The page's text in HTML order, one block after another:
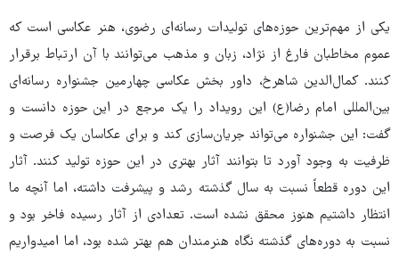
یکی از مهم‌ترین حوزه‌های تولیدات رسانه‌ای رضوی، هنر عکاسی است که
عموم مخاطبان فارغ از نژاد، زبان و مذهب می‌توانند با آن ارتباط برقرار
کنند. کمال‌الدین شاهرخ، داور بخش عکاسی چهارمین جشنواره رسانه‌ای
بین‌المللی امام رضا(ع) این رویداد را یک مرجع در این حوزه دانست و
گفت: این جشنواره می‌تواند جریان‌سازی کند و برای عکاسان یک فرصت و
ظرفیت به وجود آورد تا بتوانند آثار بهتری در این حوزه تولید کنند. آثار
این دوره قطعاً نسبت به سال گذشته رشد و پیشرفت داشته، اما آنچه ما
انتظار داشتیم هنوز محقق نشده است. تعدادی از آثار رسیده فاخر بود و
نسبت به دوره‌های گذشته نگاه‌ هنرمندان هم بهتر شده بود، اما امیدواریم